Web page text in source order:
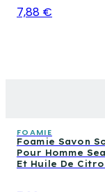
7,88 €
FOAMIE
Foamie Savon
Pour Homme
Et Huile De